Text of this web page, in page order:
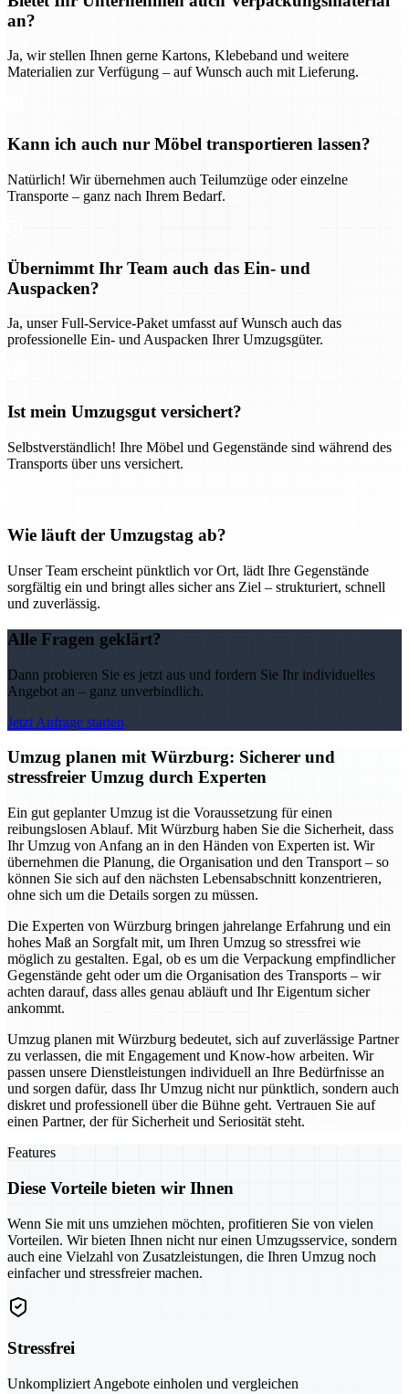
an?
Ja, wir stellen Ihnen gerne Kartons, Klebeband und weitere
Materialien zur Verfügung – auf Wunsch auch mit Lieferung.
Kann ich auch nur Möbel transportieren lassen?
Natürlich! Wir übernehmen auch Teilumzüge oder einzelne
Transporte – ganz nach Ihrem Bedarf.
Übernimmt Ihr Team auch das Ein- und
Auspacken?
Ja, unser Full-Service-Paket umfasst auf Wunsch auch das
professionelle Ein- und Auspacken Ihrer Umzugsgüter.
Ist mein Umzugsgut versichert?
Selbstverständlich! Ihre Möbel und Gegenstände sind während des
Transports über uns versichert.
Wie läuft der Umzugstag ab?
Unser Team erscheint pünktlich vor Ort, lädt Ihre Gegenstände
sorgfältig ein und bringt alles sicher ans Ziel – strukturiert, schnell
und zuverlässig.
Alle Fragen geklärt?
Dann probieren Sie es jetzt aus und fordern Sie Ihr individuelles
Angebot an – ganz unverbindlich.
Jetzt Anfrage starten
Umzug planen mit Würzburg: Sicherer und
stressfreier Umzug durch Experten
Ein gut geplanter Umzug ist die Voraussetzung für einen
reibungslosen Ablauf. Mit Würzburg haben Sie die Sicherheit, dass
Ihr Umzug von Anfang an in den Händen von Experten ist. Wir
übernehmen die Planung, die Organisation und den Transport – so
können Sie sich auf den nächsten Lebensabschnitt konzentrieren,
ohne sich um die Details sorgen zu müssen.
Die Experten von Würzburg bringen jahrelange Erfahrung und ein
hohes Maß an Sorgfalt mit, um Ihren Umzug so stressfrei wie
möglich zu gestalten. Egal, ob es um die Verpackung empfindlicher
Gegenstände geht oder um die Organisation des Transports – wir
achten darauf, dass alles genau abläuft und Ihr Eigentum sicher
ankommt.
Umzug planen mit Würzburg bedeutet, sich auf zuverlässige Partner
zu verlassen, die mit Engagement und Know-how arbeiten. Wir
passen unsere Dienstleistungen individuell an Ihre Bedürfnisse an
und sorgen dafür, dass Ihr Umzug nicht nur pünktlich, sondern auch
diskret und professionell über die Bühne geht. Vertrauen Sie auf
einen Partner, der für Sicherheit und Seriosität steht.
Features
Diese Vorteile bieten wir Ihnen
Wenn Sie mit uns umziehen möchten, profitieren Sie von vielen
Vorteilen. Wir bieten Ihnen nicht nur einen Umzugsservice, sondern
auch eine Vielzahl von Zusatzleistungen, die Ihren Umzug noch
einfacher und stressfreier machen.
Stressfrei
Unkompliziert Angebote einholen und vergleichen